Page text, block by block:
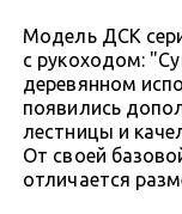
Модель ДСК
с рукоходом:
деревянном
появились
лестницы и
От своей
отличается